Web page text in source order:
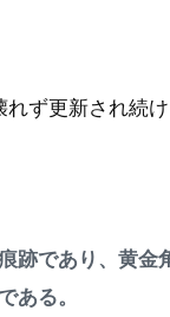
ず更新され続
跡であり、黄金
ある。